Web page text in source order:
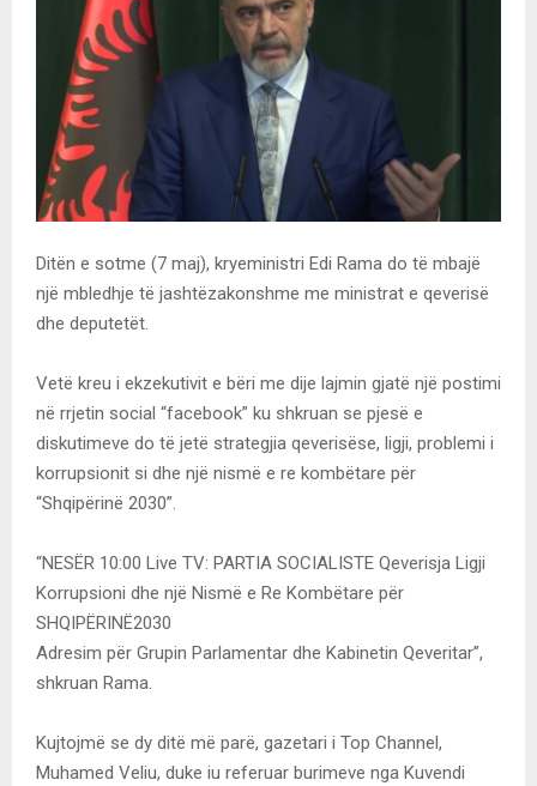
Ditën e sotme (7 maj), kryeministri Edi Rama do të mbajë
një mbledhje të jashtëzakonshme me ministrat e qeverisë
dhe deputetët.
Vetë kreu i ekzekutivit e bëri me dije lajmin gjatë një postimi
në rrjetin social “facebook” ku shkruan se pjesë e
diskutimeve do të jetë strategjia qeverisëse, ligji, problemi i
korrupsionit si dhe një nismë e re kombëtare për
“Shqipërinë 2030”.
“NESËR 10:00 Live TV: PARTIA SOCIALISTE Qeverisja Ligji
Korrupsioni dhe një Nismë e Re Kombëtare për
SHQIPËRINË2030
Adresim për Grupin Parlamentar dhe Kabinetin Qeveritar”,
shkruan Rama.
Kujtojmë se dy ditë më parë, gazetari i Top Channel,
Muhamed Veliu, duke iu referuar burimeve nga Kuvendi